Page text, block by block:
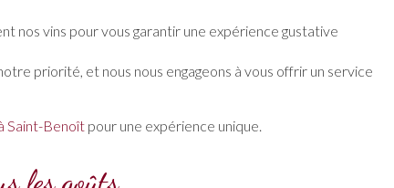
nos vins pour vous garantir une expérience gustative
priorité, et nous nous engageons à vous offrir un service
Saint-Benoît pour une expérience unique.